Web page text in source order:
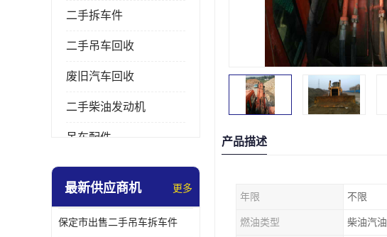
二手拆车件
二手吊车回收
废旧汽车回收
二手柴油发动机
吊车配件
挖掘机拆车件
最新供应商机 更多
保定市出售二手吊车拆车件
产品描述
年限 不限
燃油类型 柴油汽油